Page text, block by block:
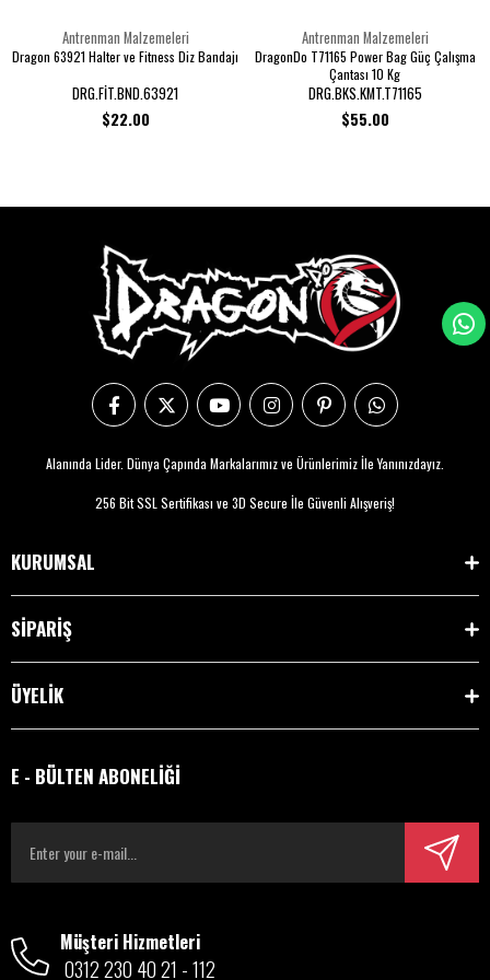
Antrenman Malzemeleri
Dragon 63921 Halter ve Fitness Diz Bandajı
DRG.FİT.BND.63921
$22.00
Antrenman Malzemeleri
DragonDo T71165 Power Bag Güç Çalışma
Çantası 10 Kg
DRG.BKS.KMT.T71165
$55.00
Alanında Lider. Dünya Çapında Markalarımız ve Ürünlerimiz İle Yanınızdayız.
256 Bit SSL Sertifikası ve 3D Secure İle Güvenli Alışveriş!
KURUMSAL
SİPARİŞ
ÜYELİK
E - BÜLTEN ABONELİĞİ
Müşteri Hizmetleri
0312 230 40 21 - 112